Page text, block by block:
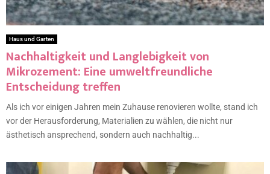
Haus und Garten
Nachhaltigkeit und Langlebigkeit von
Mikrozement: Eine umweltfreundliche
Entscheidung treffen
Als ich vor einigen Jahren mein Zuhause renovieren wollte, stand ich
vor der Herausforderung, Materialien zu wählen, die nicht nur
ästhetisch ansprechend, sondern auch nachhaltig...